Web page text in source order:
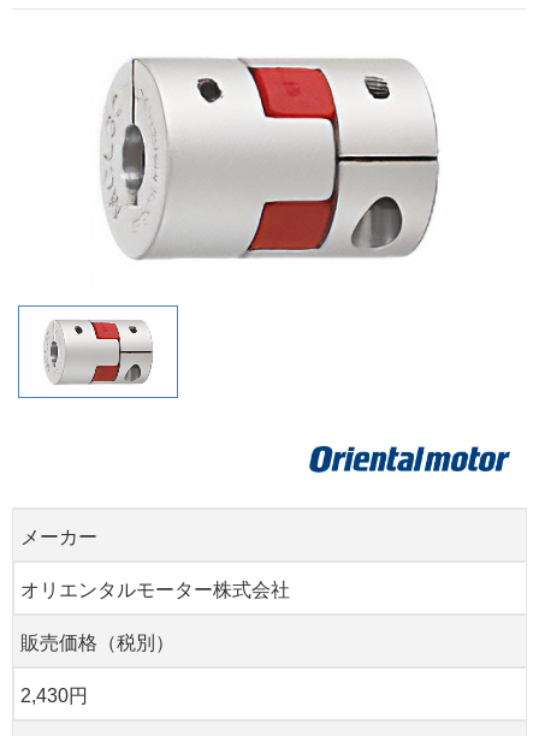
メーカー
オリエンタルモーター株式会社
販売価格（税別）
2,430円